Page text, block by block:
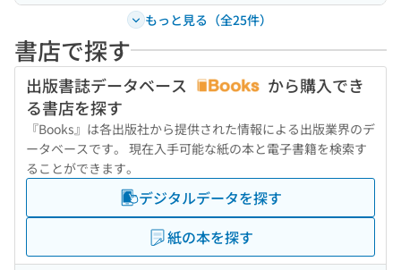
もっと見る（全25件）
書店で探す
出版書誌データベース
から購入でき
る書店を探す
『Books』は各出版社から提供された情報による出版業界のデ
ータベースです。 現在入手可能な紙の本と電子書籍を検索す
ることができます。
デジタルデータを探す
紙の本を探す